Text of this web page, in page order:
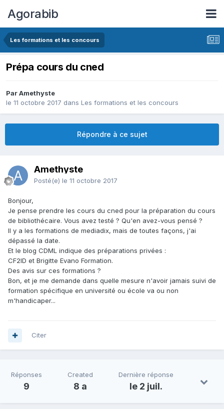
Agorabib
Les formations et les concours
Prépa cours du cned
Par Amethyste
le 11 octobre 2017 dans Les formations et les concours
Répondre à ce sujet
Amethyste
Posté(e) le 11 octobre 2017
Bonjour,
Je pense prendre les cours du cned pour la préparation du cours
de bibliothécaire. Vous avez testé ? Qu'en avez-vous pensé ?
Il y a les formations de mediadix, mais de toutes façons, j'ai
dépassé la date.
Et le blog CDML indique des préparations privées :
CF2ID et Brigitte Evano Formation.
Des avis sur ces formations ?
Bon, et je me demande dans quelle mesure n'avoir jamais suivi de
formation spécifique en université ou école va ou non
m'handicaper...
Citer
Réponses
9
Created
8 a
Dernière réponse
le 2 juil.